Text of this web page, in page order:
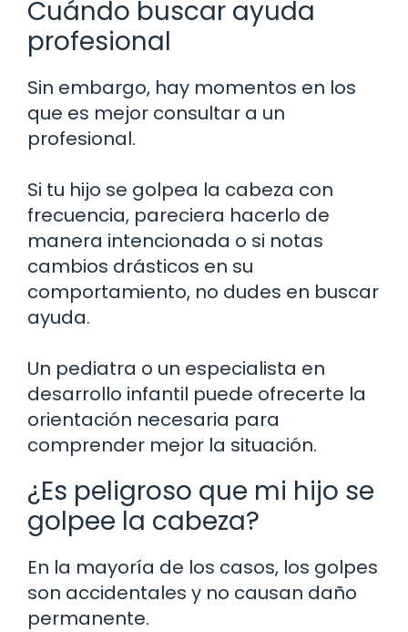
Cuándo buscar ayuda
profesional
Sin embargo, hay momentos en los
que es mejor consultar a un
profesional.
Si tu hijo se golpea la cabeza con
frecuencia, pareciera hacerlo de
manera intencionada o si notas
cambios drásticos en su
comportamiento, no dudes en buscar
ayuda.
Un pediatra o un especialista en
desarrollo infantil puede ofrecerte la
orientación necesaria para
comprender mejor la situación.
¿Es peligroso que mi hijo se
golpee la cabeza?
En la mayoría de los casos, los golpes
son accidentales y no causan daño
permanente.